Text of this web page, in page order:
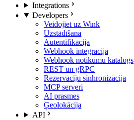
Integrations
Developers
Veidojiet uz Wink
Uzstādīšana
Autentifikācija
Webhook integrācija
Webhook notikumu katalogs
REST un gRPC
Rezervāciju sinhronizācija
MCP serveri
AI prasmes
Ģeolokācija
API